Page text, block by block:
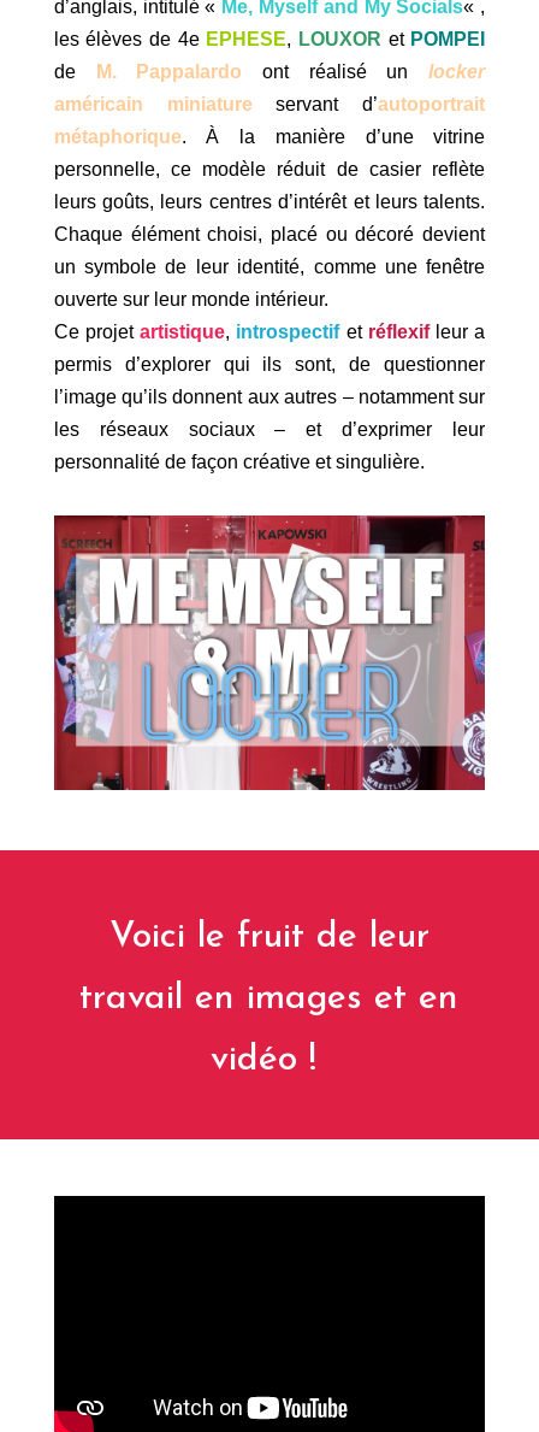
d’anglais, intitulé « Me, Myself and My Socials« ,
les élèves de 4e EPHESE, LOUXOR et POMPEI
de
M. Pappalardo ont réalisé unlocker
américain miniatureservant d’autoportrait
métaphorique. À la manière d’une vitrine
personnelle, ce modèle réduit de casier reflète
leurs goûts, leurs centres d’intérêt et leurs talents.
Chaque élément choisi, placé ou décoré devient
un symbole de leur identité, comme une fenêtre
ouverte sur leur monde intérieur.
Ce projetartistique, introspectifet réflexifleur a
permis d’explorer qui ils sont, de questionner
l’image qu’ils donnent aux autres – notamment sur
les réseaux sociaux – et d’exprimer leur
personnalité de façon créative et singulière.
Voici le fruit de leur
travail en images et en
vidéo !